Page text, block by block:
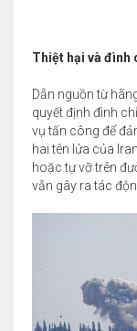
Thiệt hại và đình
Dẫn nguồn từ
quyết định đình
vụ tấn công để
hai tên lửa của
hoặc tự vỡ trên
vẫn gây ra tác